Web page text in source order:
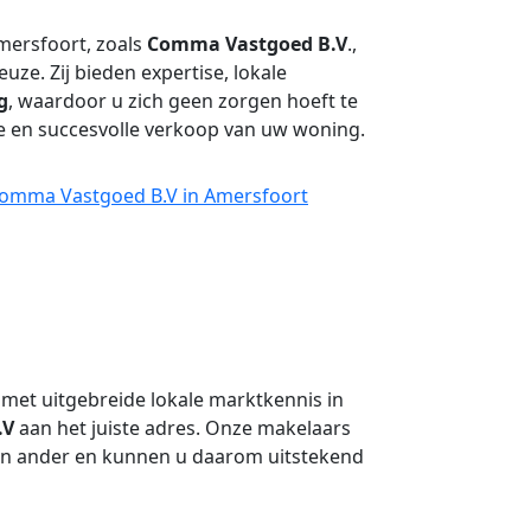
zoals Comma Vastgoed B.V.,
Zij bieden expertise, lokale
, waardoor u zich geen zorgen hoeft te
succesvolle verkoop van uw woning.
Vastgoed B.V in Amersfoort
uitgebreide lokale marktkennis in
aan het juiste adres. Onze makelaars
ander en kunnen u daarom uitstekend